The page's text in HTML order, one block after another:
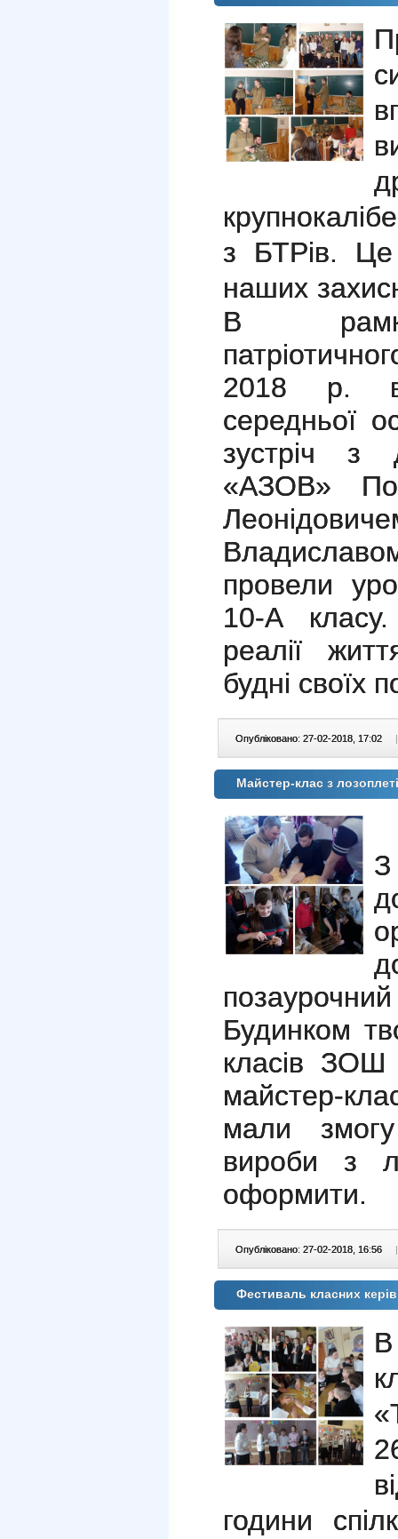
з БТРів.
наших
В
2018 р. в
середньої
зустріч з
«АЗОВ»
провели
10-А
реалії
будні своїх
Опубліковано: 27-02-2018, 17:02
Майстер-клас з
З
Будинком
класів
майстер-
мали
вироби з
оформити.
Опубліковано: 27-02-2018, 16:56
Фестиваль класних
години